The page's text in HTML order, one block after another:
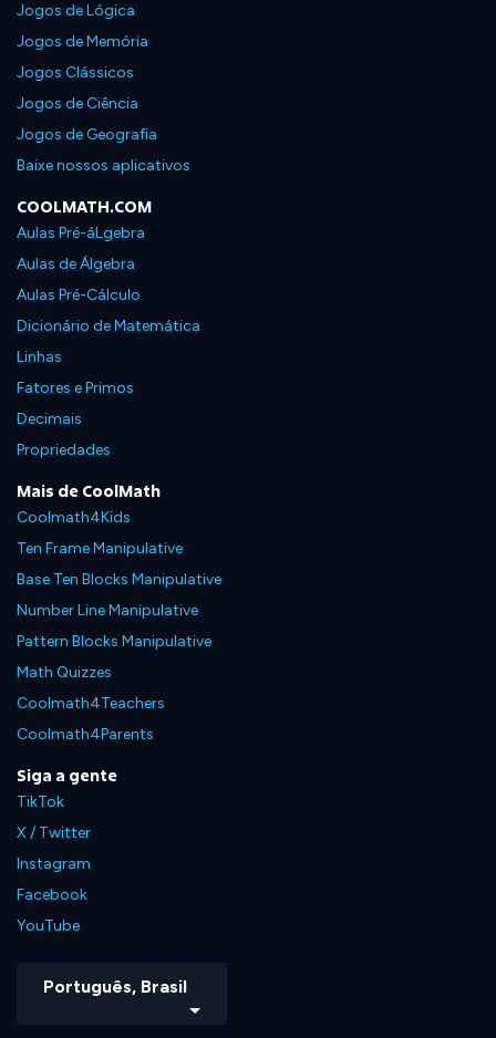
Jogos de Lógica
Jogos de Memória
Jogos Clássicos
Jogos de Ciência
Jogos de Geografia
Baixe nossos aplicativos
COOLMATH.COM
Aulas Pré-áLgebra
Aulas de Álgebra
Aulas Pré-Cálculo
Dicionário de Matemática
Linhas
Fatores e Primos
Decimais
Propriedades
Mais de CoolMath
Coolmath4Kids
Ten Frame Manipulative
Base Ten Blocks Manipulative
Number Line Manipulative
Pattern Blocks Manipulative
Math Quizzes
Coolmath4Teachers
Coolmath4Parents
Siga a gente
TikTok
X / Twitter
Instagram
Facebook
YouTube
Português, Brasil